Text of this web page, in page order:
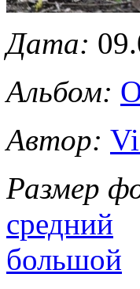
Дата:
Альбом:
Автор:
Размер
средний
большой